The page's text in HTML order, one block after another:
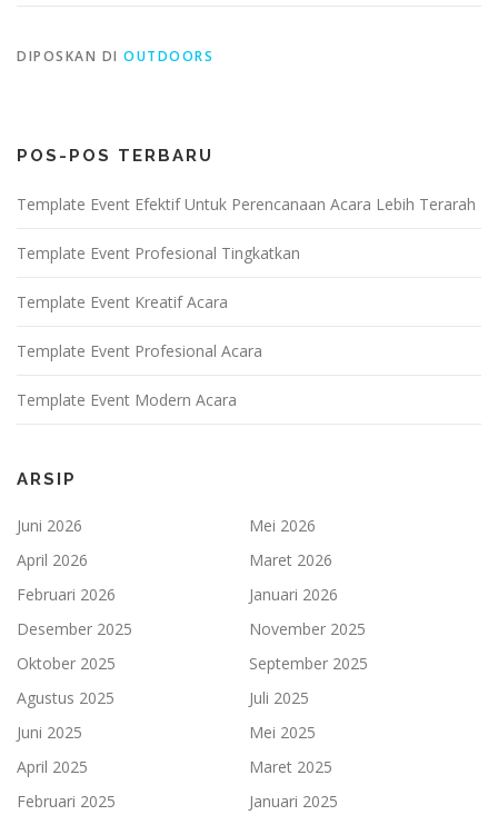
DIPOSKAN DI OUTDOORS
POS-POS TERBARU
Template Event Efektif Untuk Perencanaan Acara Lebih Terarah
Template Event Profesional Tingkatkan
Template Event Kreatif Acara
Template Event Profesional Acara
Template Event Modern Acara
ARSIP
Juni 2026
Mei 2026
April 2026
Maret 2026
Februari 2026
Januari 2026
Desember 2025
November 2025
Oktober 2025
September 2025
Agustus 2025
Juli 2025
Juni 2025
Mei 2025
April 2025
Maret 2025
Februari 2025
Januari 2025